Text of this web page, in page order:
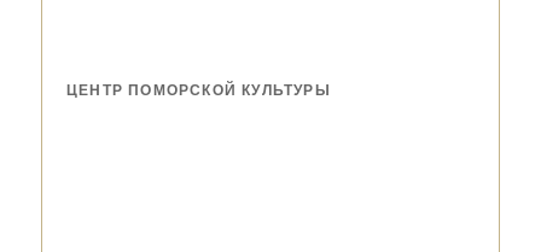
ЦЕНТР ПОМОРСКОЙ КУЛЬТУРЫ